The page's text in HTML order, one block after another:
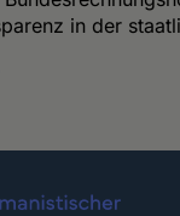
in der